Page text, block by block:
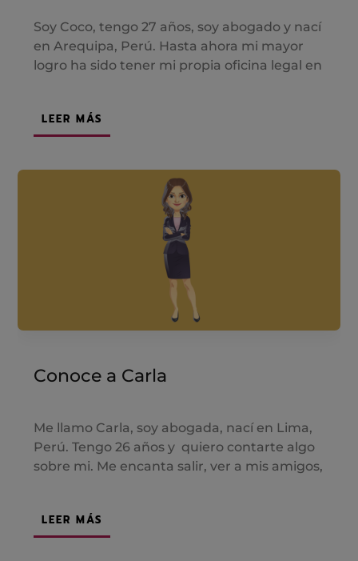
Soy Coco, tengo 27 años, soy abogado y nací
en Arequipa, Perú. Hasta ahora mi mayor
logro ha sido tener mi propia oficina legal en
LEER MÁS
Conoce a Carla
Me llamo Carla, soy abogada, nací en Lima,
Perú. Tengo 26 años y quiero contarte algo
sobre mi. Me encanta salir, ver a mis amigos,
LEER MÁS